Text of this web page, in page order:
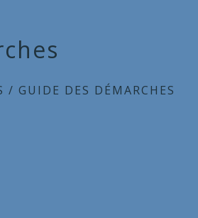
/GUIDE DES DÉMARCHES